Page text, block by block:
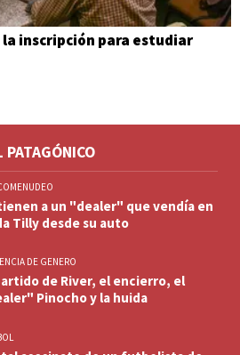
inscripción para estudiar
PATAGÓNICO
a un "dealer" que vendía en
Tilly desde su auto
DE GENERO
de River, el encierro, el
Pinocho y la huida